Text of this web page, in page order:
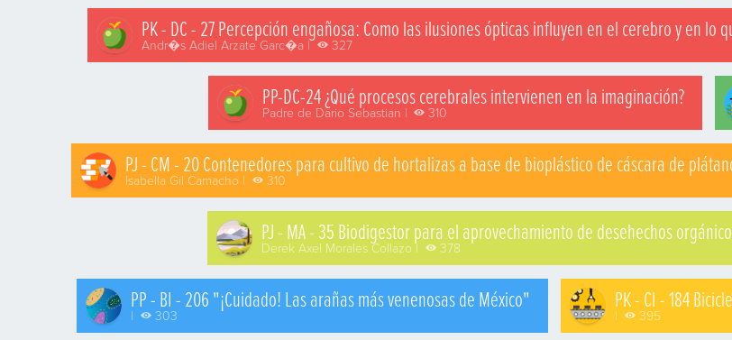
PK - DC - 27 Percepción engañosa: Como las ilusiones ópticas influyen en el cerebro y en lo
Andr�s Adiel Arzate Garc�a | 327
PP-DC-24 ¿Qué procesos cerebrales intervienen en la imaginación?
Padre de Dario Sebastian | 310
PJ - CM - 20 Contenedores para cultivo de hortalizas a base de bioplástico de cáscara de
Isabella Gil Camacho | 310
PJ - MA - 35 Biodigestor para el aprovechamiento de desehechos
Derek Axel Morales Collazo | 378
PP - BI - 206 "¡Cuidado! Las arañas más venenosas de México"
| 303
PK - CI - 184
| 395